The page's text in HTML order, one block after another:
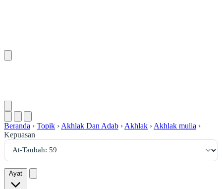
Beranda › Topik › Akhlak Dan Adab › Akhlak › Akhlak mulia ›
Kepuasan
Ayat